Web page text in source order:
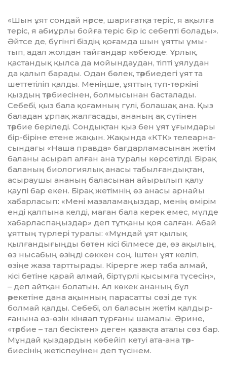
«Шын ұят сондай нәрсе, шариғатқа теріс, я ақылға
теріс, я абиұрлы бойға те­­ріс бір іс себепті болады».
Әйтсе де, бү­­гін­гі біздің қоғамда шын ұятты ұмы­
тып, адал жолдан тайғандар көбеюде. Ұр­лық,
қастандық қылса да мойындаудан, тіпті ұялудан
да қалып барады. Одан бөлек, тәрбиедегі ұят та
шеттетіліп қал­ды. Меніңше, ұяттың түп-төркіні
қыздың тәрбиесінен, болмысынан басталады.
Себебі, қыз бала қоғамның гүлі, болашақ ана. Қыз
баладан ұрпақ жалғасады, ана­ның ақ сүтінен
тәрбие беріледі. Сон­дық­тан қыз бен ұят ұғымдары
бір-біріне ете­­не жақын. Жақында «КТК» телеар­на­­
сындағы «Наша правда» бағдарла­ма­сынан жетім
баланы асырап алған ана ту­ралы көрсетілді. Бірақ
баланың био­ло­гиялық анасы табылғандықтан,
асы­рау­шы ананың баласынан айырылып қалу
қаупі бар екен. Бірақ жетімнің өз ана­сы арнайы
хабарласып: «Мені маза­ла­маңыздар, менің өмірім
енді қалпына кел­ді, маған бала керек емес, мүлде
ха­бар­­ласпаңыздар» деп тұтқаны қоя сал­ған. Абай
ұяттың түрлері туралы: «Мұн­дай ұят қылық
қылғандығыңды бөтен кі­сі білмесе де, өз ақылың,
өз нысабың өзің­­ді сөккен соң, іштен ұят келіп,
өзіңе жа­­за тарттырады. Кірерге жер таба алмай,
кісі бетіне қарай алмай, біртүрлі қы­сымға түсесің»,
– деп айтқан болатын. Ал көкек ананың бұл
әрекетіне дана ақын­­ның парасатты сөзі де түк
болмай қал­ды. Себебі, ол баласын жетім қал­дыр­
ғанына өз-өзін кінәлап тұрғаны шамалы. Әрине,
«тәрбие – тал бесіктен» деген қа­­зақта аталы сөз бар.
Мұндай қыз­дар­дың көбейіп кетуі ата-ана тәр­
биесінің же­тіспеуінен деп түсінем.